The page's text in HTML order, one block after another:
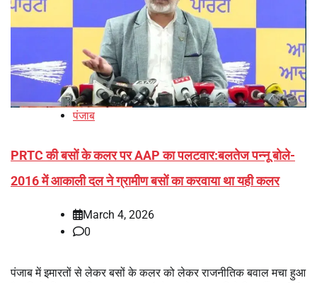
पंजाब
PRTC की बसों के कलर पर AAP का पलटवार:बलतेज पन्नू बोले-
2016 में आकाली दल ने ग्रामीण बसों का करवाया था यही कलर
March 4, 2026
0
पंजाब में इमारतों से लेकर बसों के कलर को लेकर राजनीतिक बवाल मचा हुआ